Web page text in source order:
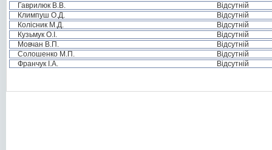
Гаврилюк В.В.
Відсутній
Климпуш О.Д.
Відсутній
Колісник М.Д.
Відсутній
Кузьмук О.І.
Відсутній
Мовчан В.П.
Відсутній
Солошенко М.П.
Відсутній
Франчук І.А.
Відсутній